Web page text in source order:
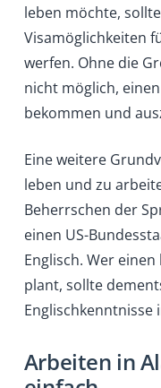
leben möchte,
Visamöglichkeiten
werfen. Ohne die
nicht möglich,
bekommen und
Eine weitere
leben und zu
Beherrschen der
einen US-
Englisch. Wer
plant, sollte
Englischkenntnisse
Arbeiten in